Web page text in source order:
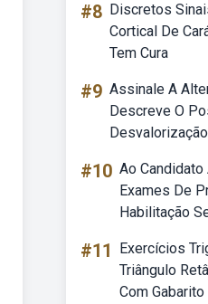
#8 Discretos
Cortical De
Tem Cura
#9 Assinale A
Descreve O
Desvalorização
#10 Ao
Exames De
Habilitação
#11
Exercícios
Triângulo
Com Gabarito